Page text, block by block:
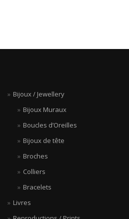
Bijoux / Jewellery
Bijoux Muraux
Boucles d’Oreilles
Bijoux de tête
Broches
Colliers
Bracelets
Livres